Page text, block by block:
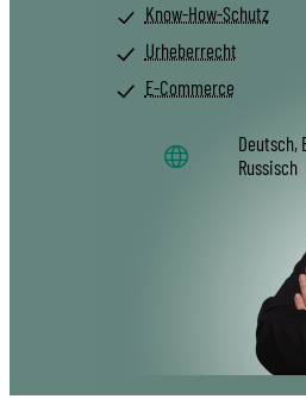
Know-How-Schutz
Urheberrecht
E-Commerce
Deutsch,
Russisch